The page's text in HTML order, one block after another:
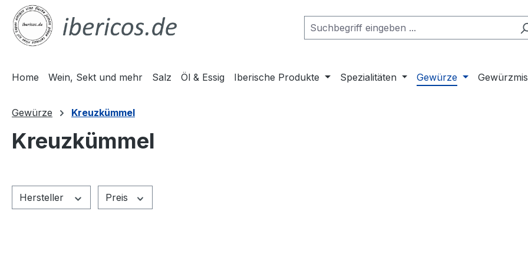
Hauptinhalt springen
Zur Suche springen
Zur Hauptnavigation springen
Home Wein, Sekt und mehr Salz Öl & Essig Iberische Produkte Spezialitäten Gewürze
Gewürze Kreuzkümmel
Kreuzkümmel
Hersteller Preis